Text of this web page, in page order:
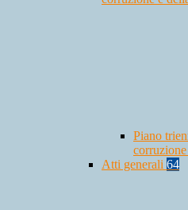
Piano
Atti generali 64